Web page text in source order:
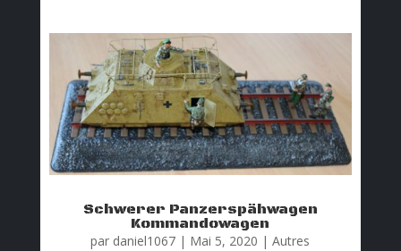
Schwerer Panzerspähwagen
Kommandowagen
par daniel1067 | Mai 5, 2020 |Autres